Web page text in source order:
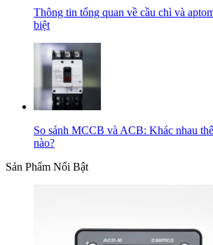
Thông tin tổng quan về cầu chì và
biệt
So sánh MCCB và ACB: Khác nhau
nào?
Sản Phẩm Nổi Bật